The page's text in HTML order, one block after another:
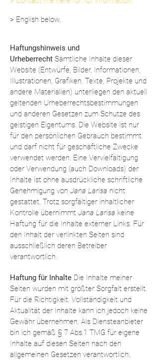
> English below.
Haftungshinweis und
Urheberrecht Sämtliche Inhalte dieser
Website (Entwürfe, Bilder, Informationen,
Illustrationen, Grafiken, Texte, Projekte und
andere Materialien) unterliegen den aktuell
geltenden Urheberrechtsbestimmungen
und anderen Gesetzen zum Schutze des
geistigen Eigentums. Die Website ist nur
für den persönlichen Gebrauch bestimmt
und darf nicht für geschäftliche Zwecke
verwendet werden. Eine Vervielfältigung
oder Verwendung (auch Downloads) der
Inhalte ist ohne ausdrückliche schriftliche
Genehmigung von Jana Larisa nicht
gestattet. Trotz sorgfältiger inhaltlicher
Kontrolle übernimmt Jana Larisa keine
Haftung für die Inhalte externer Links. Für
den Inhalt der verlinkten Seiten sind
ausschließlich deren Betreiber
verantwortlich.
Haftung für Inhalte Die Inhalte meiner
Seiten wurden mit größter Sorgfalt erstellt.
Für die Richtigkeit, Vollständigkeit und
Aktualität der Inhalte kann ich jedoch keine
Gewähr übernehmen. Als Diensteanbieter
bin ich gemäß § 7 Abs.1 TMG für eigene
Inhalte auf diesen Seiten nach den
allgemeinen Gesetzen verantwortlich.